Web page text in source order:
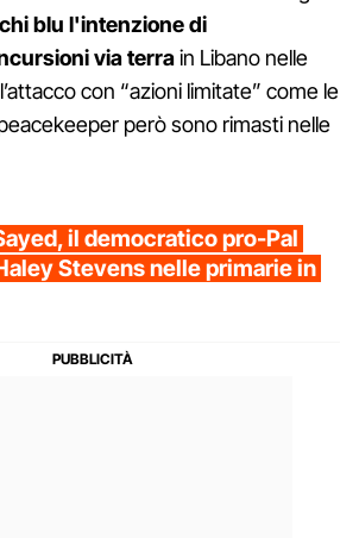
blu l'intenzione di
via terrain Libano nelle
con “azioni limitate” come le
però sono rimasti nelle
il democratico pro-Pal
Stevens nelle primarie in